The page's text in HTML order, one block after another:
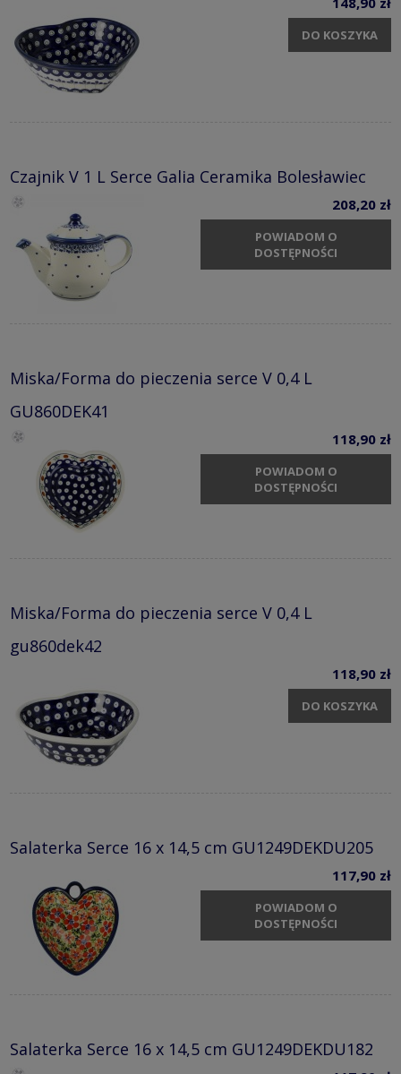
DO KOSZYKA
Czajnik V 1 L Serce Galia Ceramika Bolesławiec
208,20 zł
POWIADOM O
DOSTĘPNOŚCI
Miska/Forma do pieczenia serce V 0,4 L
GU860DEK41
118,90 zł
POWIADOM O
DOSTĘPNOŚCI
Miska/Forma do pieczenia serce V 0,4 L
gu860dek42
118,90 zł
DO KOSZYKA
Salaterka Serce 16 x 14,5 cm GU1249DEKDU205
117,90 zł
POWIADOM O
DOSTĘPNOŚCI
Salaterka Serce 16 x 14,5 cm GU1249DEKDU182